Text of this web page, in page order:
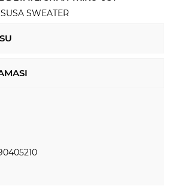
SUSA SWEATER